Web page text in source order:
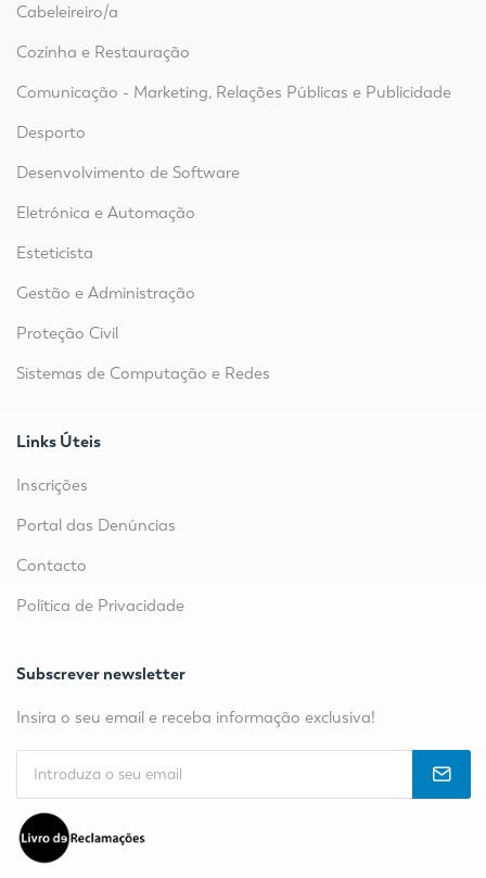
Cabeleireiro/a
Cozinha e Restauração
Comunicação - Marketing, Relações Públicas e Publicidade
Desporto
Desenvolvimento de Software
Eletrónica e Automação
Esteticista
Gestão e Administração
Proteção Civil
Sistemas de Computação e Redes
Links Úteis
Inscrições
Portal das Denúncias
Contacto
Política de Privacidade
Subscrever newsletter
Insira o seu email e receba informação exclusiva!